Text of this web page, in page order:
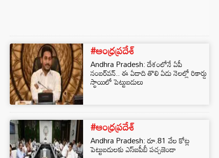
#ఆంధ్రప్రదేశ్
Andhra Pradesh: దేశంలోనే ఏపీ
నంబర్‌వన్.. ఈ ఏడాది తొలి ఏడు నెలల్లో రికార్డు
స్థాయిలో పెట్టుబడులు
#ఆంధ్రప్రదేశ్
Andhra Pradesh: రూ.81 వేల కోట్ల
పెట్టుబడులకు ఎస్‌ఐపీబీ పచ్చజెండా